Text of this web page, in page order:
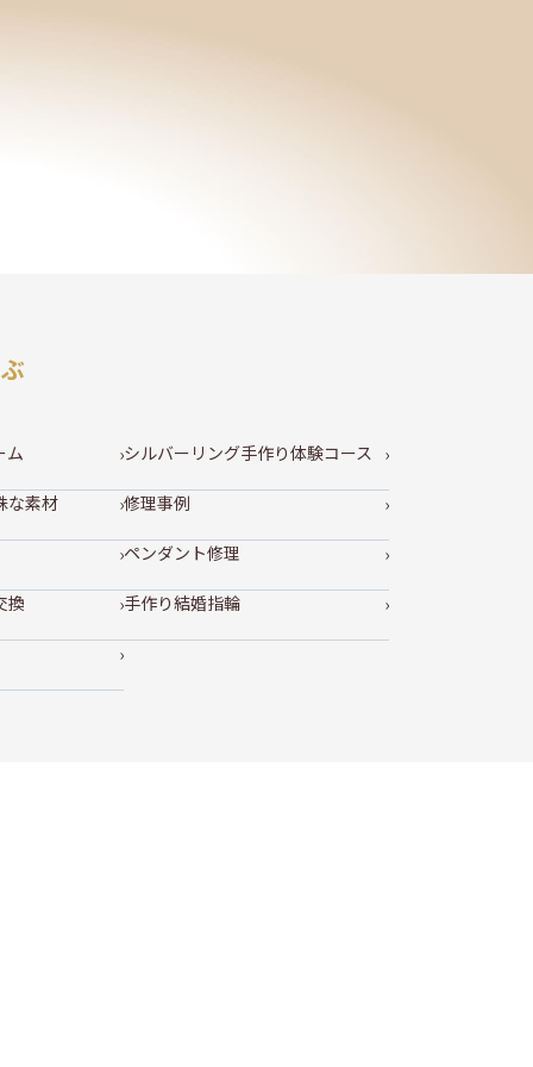
ム シルバーリング手作り体験コース
な素材 修理事例
ペンダント修理
換 手作り結婚指輪